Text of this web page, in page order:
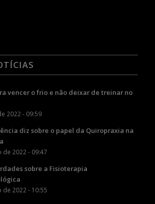
vencer o frio e não deixar de treinar no
2022 - 09:59
diz sobre o papel da Quiropraxia na
de 2022 - 09:47
sobre a Fisioterapia
de 2022 - 10:55